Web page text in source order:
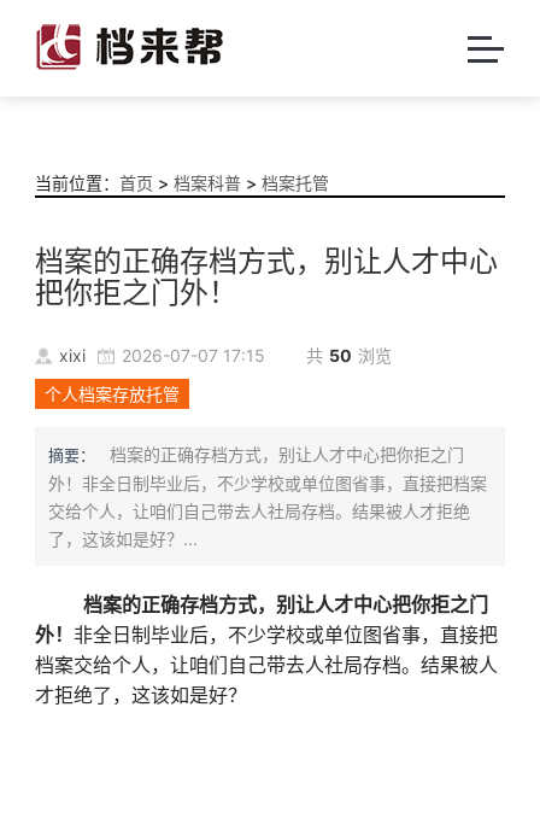
当前位置： 首页 > 档案科普> 档案托管
档案的正确存档方式，别让人才中心
把你拒之门外！
xixi 2026-07-07 17:15 共 50 浏览
个人档案存放托管
摘要：
档案的正确存档方式，别让人才中心把你拒之门
外！非全日制毕业后，不少学校或单位图省事，直接把档案
交给个人，让咱们自己带去人社局存档。结果被人才拒绝
了，这该如是好？...
档案的正确存档方式，别让人才中心把你拒之门
外！ 非全日制毕业后，不少学校或单位图省事，直接把
档案交给个人，让咱们自己带去人社局存档。结果被人
才拒绝了，这该如是好？